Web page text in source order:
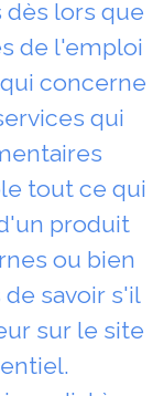
dès lors que
de l'emploi
concerne
qui
tout ce qui
produit
ou bien
savoir s'il
sur le site